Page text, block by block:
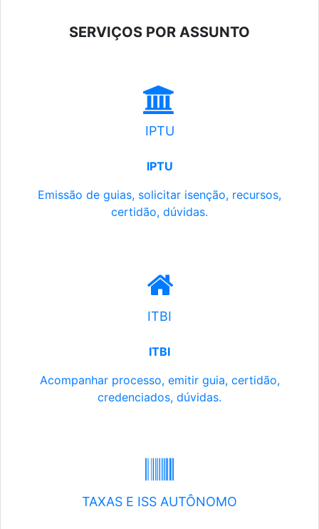
SERVIÇOS POR ASSUNTO
IPTU
IPTU
Emissão de guias, solicitar isenção, recursos,
certidão, dúvidas.
ITBI
ITBI
Acompanhar processo, emitir guia, certidão,
credenciados, dúvidas.
TAXAS E ISS AUTÔNOMO